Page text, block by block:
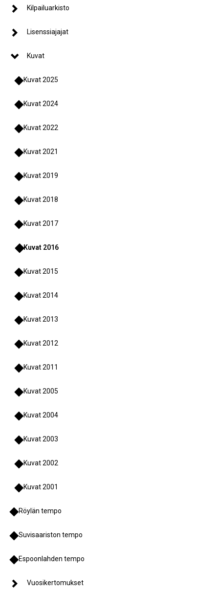
Kilpailuarkisto
Lisenssiajajat
Kuvat
Kuvat 2025
Kuvat 2024
Kuvat 2022
Kuvat 2021
Kuvat 2019
Kuvat 2018
Kuvat 2017
Kuvat 2016
Kuvat 2015
Kuvat 2014
Kuvat 2013
Kuvat 2012
Kuvat 2011
Kuvat 2005
Kuvat 2004
Kuvat 2003
Kuvat 2002
Kuvat 2001
Röylän tempo
Suvisaariston tempo
Espoonlahden tempo
Vuosikertomukset